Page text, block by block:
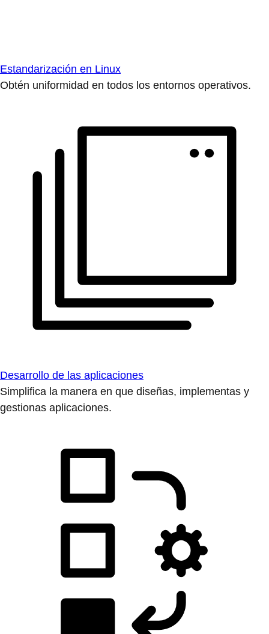
Estandarización en Linux
Obtén uniformidad en todos los entornos operativos.
Desarrollo de las aplicaciones
Simplifica la manera en que diseñas, implementas y
gestionas aplicaciones.